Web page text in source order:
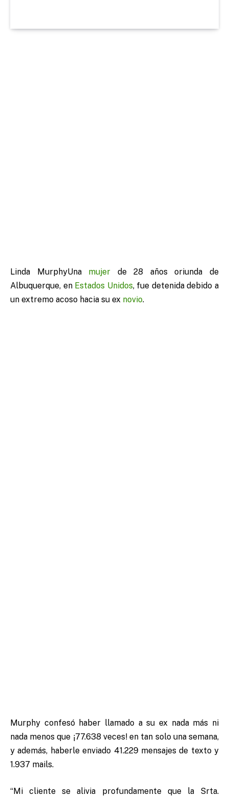
Linda MurphyUna mujer de 28 años oriunda de
Albuquerque, en Estados Unidos, fue detenida debido a
un extremo acoso hacia su ex novio.
Murphy confesó haber llamado a su ex nada más ni
nada menos que ¡77.638 veces! en tan solo una semana,
y además, haberle enviado 41.229 mensajes de texto y
1.937 mails.
“Mi cliente se alivia profundamente que la Srta.